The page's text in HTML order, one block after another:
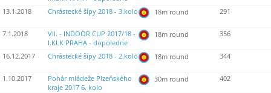
13.1.2018
Chrástecké šípy 2018 - 3.kolo 18m round 291
7.1.2018
VII. - INDOOR CUP 2017/18 -
I.KLK PRAHA - dopoledne
18m round 356
16.12.2017 Chrástecké šípy 2018 - 2.kolo 18m round 344
1.10.2017
Pohár mládeže Plzeňského
kraje 2017 6. kolo
30m round 402